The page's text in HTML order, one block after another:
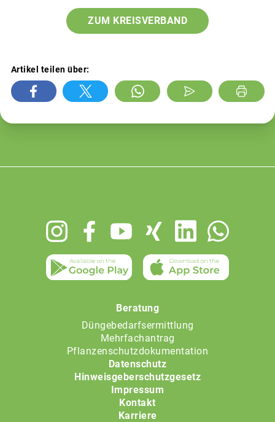
ZUM KREISVERBAND
Artikel teilen über:
Beratung
Düngebedarfsermittlung
Mehrfachantrag
Pflanzenschutzdokumentation
Datenschutz
Hinweisgeberschutzgesetz
Impressum
Kontakt
Karriere